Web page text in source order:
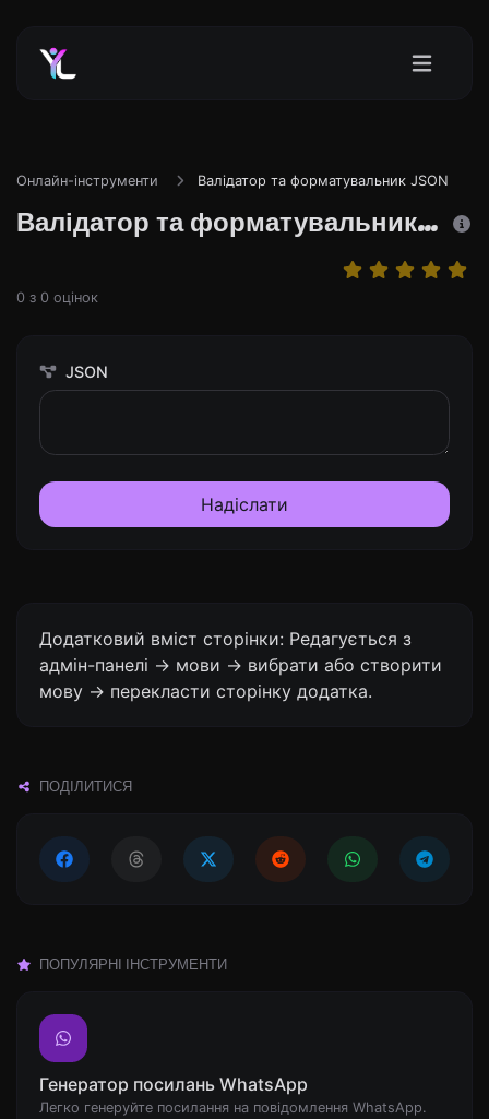
Онлайн-інструменти Валідатор та форматувальник JSON
Валідатор та форматувальник JSON
0 з 0 оцінок
JSON
Надіслати
Додатковий вміст сторінки: Редагується з
адмін-панелі -> мови -> вибрати або створити
мову -> перекласти сторінку додатка.
ПОДІЛИТИСЯ
ПОПУЛЯРНІ ІНСТРУМЕНТИ
Генератор посилань WhatsApp
Легко генеруйте посилання на повідомлення WhatsApp.